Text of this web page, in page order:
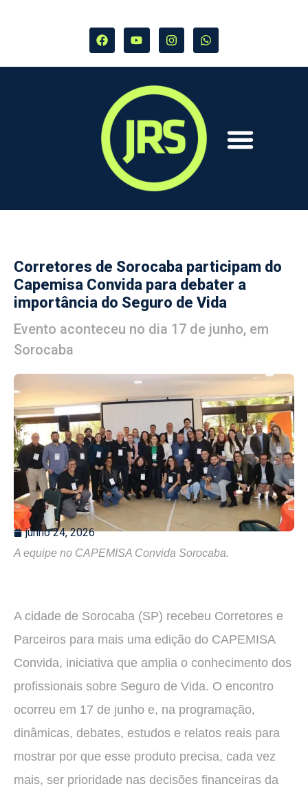
Corretores de Sorocaba participam do
Capemisa Convida para debater a
importância do Seguro de Vida
Evento aconteceu no dia 17 de junho, em
Sorocaba
junho 24, 2026
A equipe no CAPEMISA Convida Sorocaba.
A cidade de Sorocaba (SP) recebeu Corretores e
Parceiros para mais uma edição do CAPEMISA
Convida, iniciativa que amplia o conhecimento dos
profissionais sobre Seguro de Vida. O encontro
ocorreu em 17 de junho e, na programação,
dinâmicas, debates, estudos e relatos reais para
mostrar por que esse produto precisa, cada vez
mais, ser prioridade nas decisões financeiras da